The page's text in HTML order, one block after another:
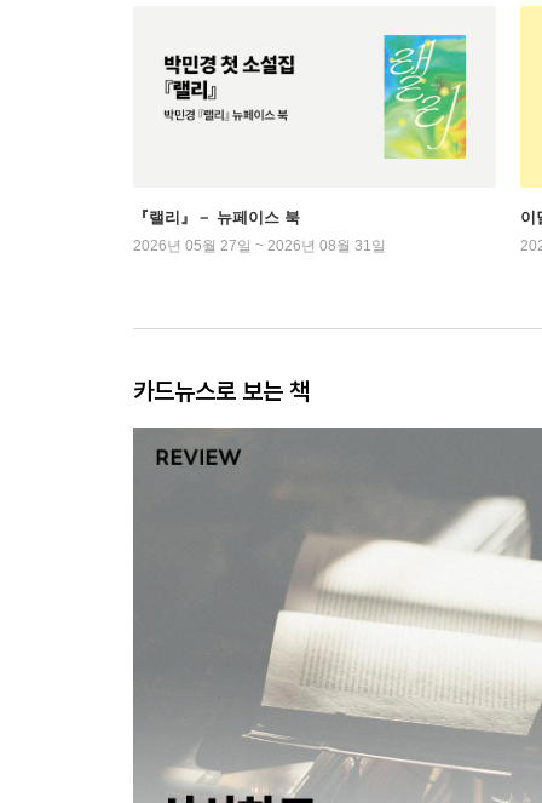
『랠리』－ 뉴페이스 북
2026년 05월 27일 ~ 2026년 08월 31일
이
카드뉴스로 보는 책